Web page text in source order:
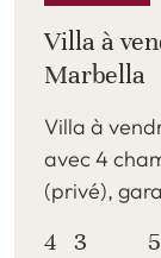
Villa à
Marbella
Villa à
avec 4
(privé),
4 3